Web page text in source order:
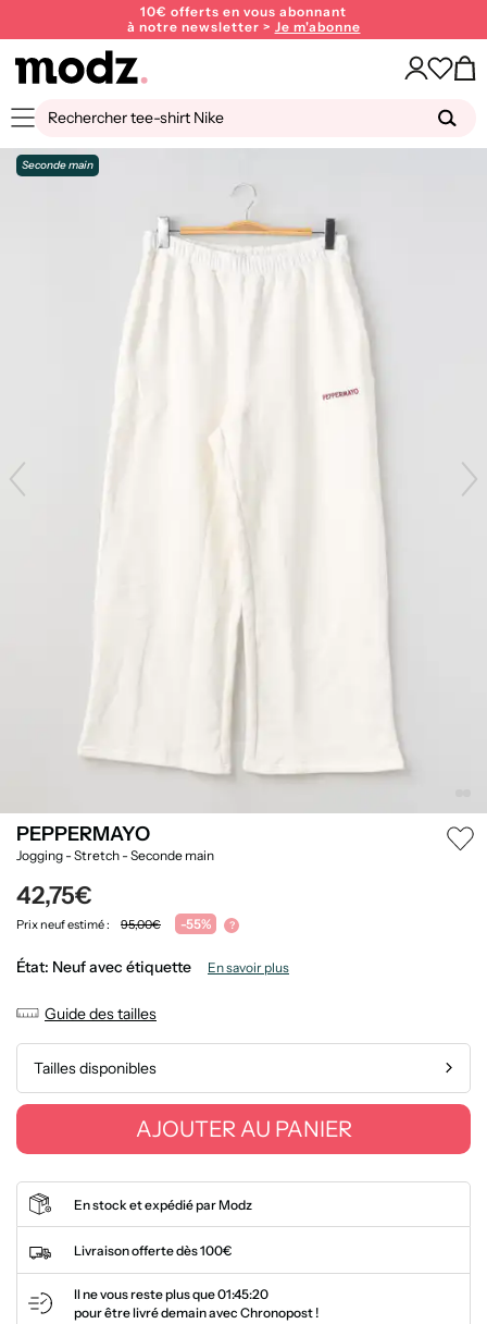
10€ offerts en vous abonnant
à notre newsletter > Je m'abonne
Seconde main
PEPPERMAYO
Jogging - Stretch - Seconde main
42,75€
Prix neuf estimé : 95,00€ -55% ?
État: Neuf avec étiquette En savoir plus
Guide des tailles
Tailles disponibles
AJOUTER AU PANIER
En stock et expédié par Modz
Livraison offerte dès 100€
Il ne vous reste plus que01:45:20
pour être livré demain avec Chronopost !